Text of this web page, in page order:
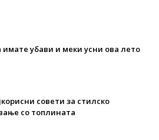
имате убави и меки усни ова лето
совети за стилско
со топлината